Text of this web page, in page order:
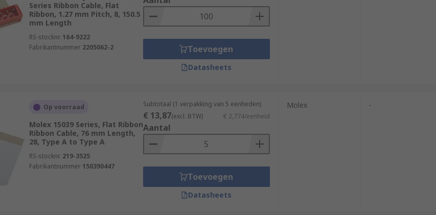
Series Ribbon Cable, Flat
Ribbon, 1.27 mm Pitch, 8, 150.5
mm Length
RS-stocknr. 164-9222
Fabrikantnummer 2205062-2 Toevoegen
Datasheets
Op voorraad
Molex 15039 Series, Flat Ribbon
Ribbon Cable, 76 mm Length,
28, Type A to Type A
RS-stocknr. 219-3525
Fabrikantnummer 150390447
Subtotaal (1 verpakking van 5 eenheden)
€ 13,87(excl. BTW) € 2,774/eenheid
Aantal
Toevoegen
Datasheets
Molex -